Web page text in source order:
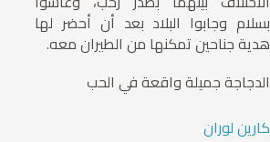
بسلام وجابوا البلاد بعد أن أحضر لها
هدية جناحين تمكنها من الطيران معه.
الدجاجة جميلة واقعة في الحب
كارين لوران